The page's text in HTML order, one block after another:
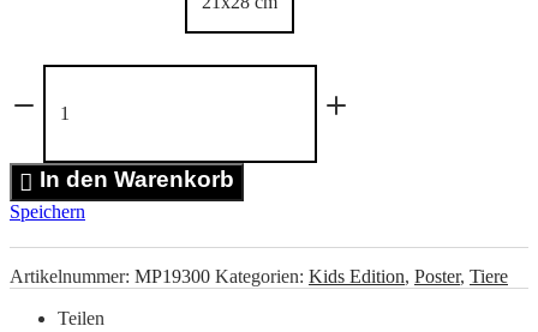
Chamäleon
Menge
In den Warenkorb
Speichern
Artikelnummer: MP19300 Kategorien: Kids Edition, Poster, Tiere
Teilen